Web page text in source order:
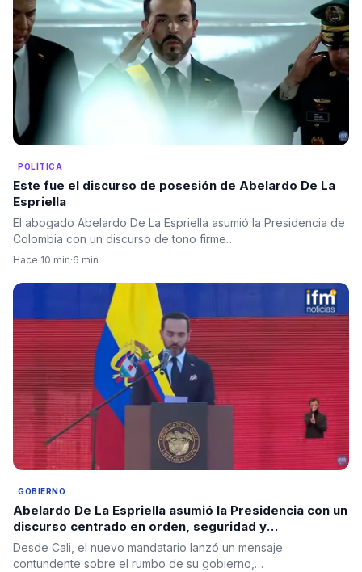
POLÍTICA
Este fue el discurso de posesión de Abelardo De La
Espriella
El abogado Abelardo De La Espriella asumió la Presidencia de
Colombia con un discurso de tono firme…
Hace 10 min·6 min
GOBIERNO
Abelardo De La Espriella asumió la Presidencia con un
discurso centrado en orden, seguridad y
regeneración nacional
Desde Cali, el nuevo mandatario lanzó un mensaje
contundente sobre el rumbo de su gobierno,…